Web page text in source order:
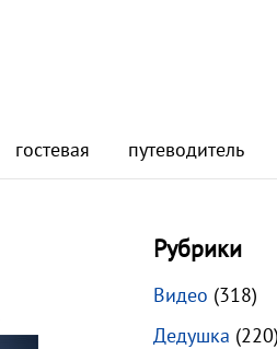
гостевая путеводитель
Рубрики
Видео (318)
Дедушка (220)